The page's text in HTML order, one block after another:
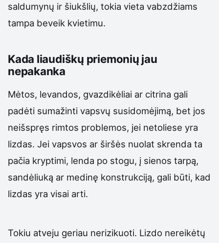
saldumynų ir šiukšlių, tokia vieta vabzdžiams
tampa beveik kvietimu.
Kada liaudiškų priemonių jau
nepakanka
Mėtos, levandos, gvazdikėliai ar citrina gali
padėti sumažinti vapsvų susidomėjimą, bet jos
neišspręs rimtos problemos, jei netoliese yra
lizdas. Jei vapsvos ar širšės nuolat skrenda ta
pačia kryptimi, lenda po stogu, į sienos tarpą,
sandėliuką ar medinę konstrukciją, gali būti, kad
lizdas yra visai arti.
Tokiu atveju geriau nerizikuoti. Lizdo nereikėtų